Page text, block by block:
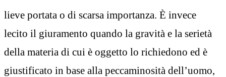
lieve portata o di scarsa importanza. È invece
lecito il giuramento quando la gravità e la serietà
della materia di cui è oggetto lo richiedono ed è
giustificato in base alla peccaminosità dell’uomo,